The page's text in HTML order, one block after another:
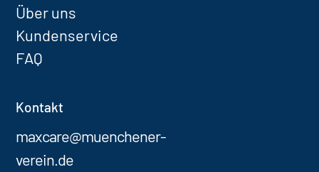
Über uns
Kundenservice
FAQ
Kontakt
maxcare@muenchener-
verein.de